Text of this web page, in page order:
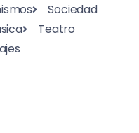
Sociedad
Teatro